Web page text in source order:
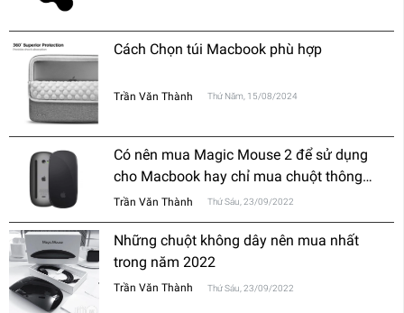
Cách Chọn túi Macbook phù hợp
Trần Văn Thành Thứ Năm, 15/08/2024
Có nên mua Magic Mouse 2 để sử dụng
cho Macbook hay chỉ mua chuột thông
thường?
Trần Văn Thành Thứ Sáu, 23/09/2022
Những chuột không dây nên mua nhất
trong năm 2022
Trần Văn Thành Thứ Sáu, 23/09/2022